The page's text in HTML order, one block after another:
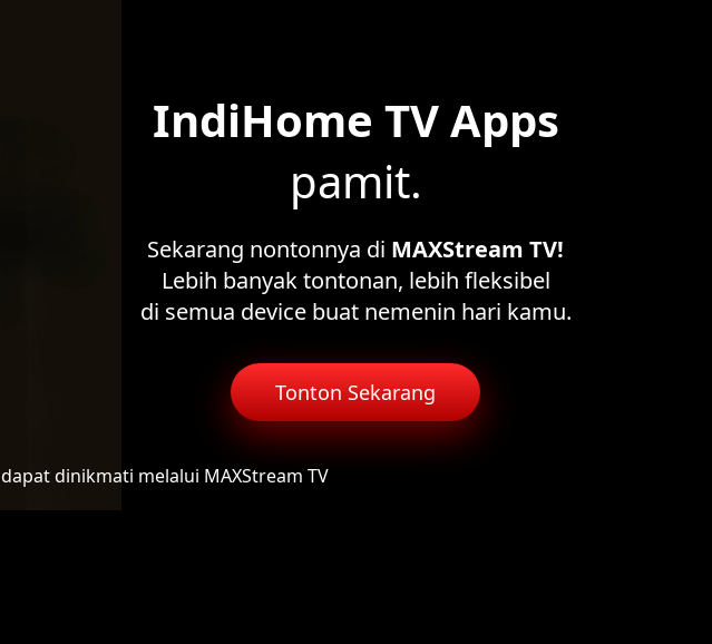
IndiHome TV Apps
pamit.
Sekarang nontonnya di MAXStream TV!
Lebih banyak tontonan, lebih fleksibel
di semua device buat nemenin hari kamu.
Tonton Sekarang
dapat dinikmati melalui MAXStream TV